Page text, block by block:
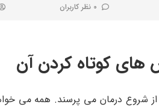
0 نظر کاربران
های کوتاه کردن آن
شروع درمان می پرسند. همه می